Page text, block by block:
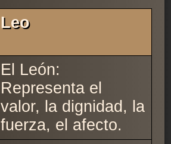
Leo
El León:
Representa el
valor, la dignidad, la
fuerza, el afecto.